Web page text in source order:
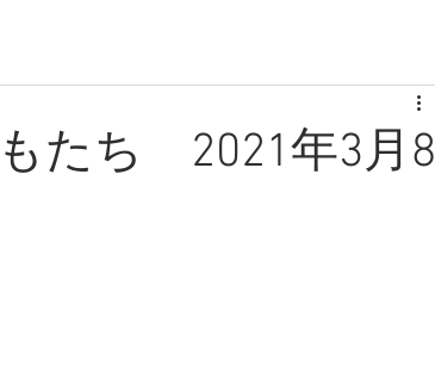
たち 2021年3月8